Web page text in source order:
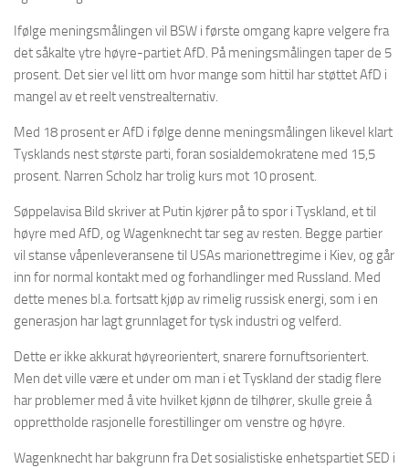
Ifølge meningsmålingen vil BSW i første omgang kapre velgere fra
det såkalte ytre høyre-partiet AfD. På meningsmålingen taper de 5
prosent. Det sier vel litt om hvor mange som hittil har støttet AfD i
mangel av et reelt venstrealternativ.
Med 18 prosent er AfD i følge denne meningsmålingen likevel klart
Tysklands nest største parti, foran sosialdemokratene med 15,5
prosent. Narren Scholz har trolig kurs mot 10 prosent.
Søppelavisa Bild skriver at Putin kjører på to spor i Tyskland, et til
høyre med AfD, og Wagenknecht tar seg av resten. Begge partier
vil stanse våpenleveransene til USAs marionettregime i Kiev, og går
inn for normal kontakt med og forhandlinger med Russland. Med
dette menes bl.a. fortsatt kjøp av rimelig russisk energi, som i en
generasjon har lagt grunnlaget for tysk industri og velferd.
Dette er ikke akkurat høyreorientert, snarere fornuftsorientert.
Men det ville være et under om man i et Tyskland der stadig flere
har problemer med å vite hvilket kjønn de tilhører, skulle greie å
opprettholde rasjonelle forestillinger om venstre og høyre.
Wagenknecht har bakgrunn fra Det sosialistiske enhetspartiet SED i